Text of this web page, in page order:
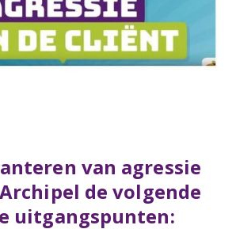
van agressie
de volgende
uitgangspunten: